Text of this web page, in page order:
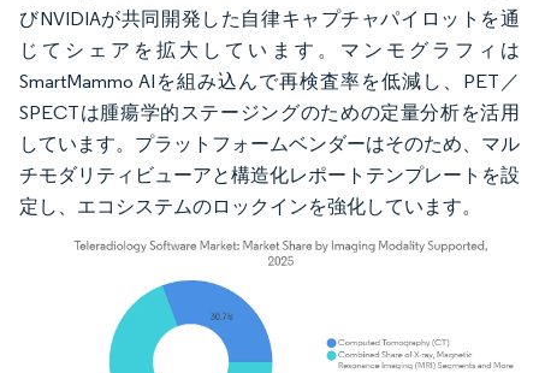
びNVIDIAが共同開発した自律キャプチャパイロットを通
じてシェアを拡大しています。マンモグラフィは
SmartMammo AIを組み込んで再検査率を低減し、PET／
SPECTは腫瘍学的ステージングのための定量分析を活用
しています。プラットフォームベンダーはそのため、マル
チモダリティビューアと構造化レポートテンプレートを設
定し、エコシステムのロックインを強化しています。